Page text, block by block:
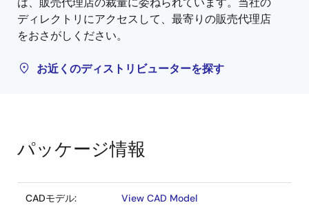
ディレクトリにアクセスして、最寄りの販売代理店
をおさがしください。
お近くのディストリビューターを探す
パッケージ情報
CADモデル: View CAD Model